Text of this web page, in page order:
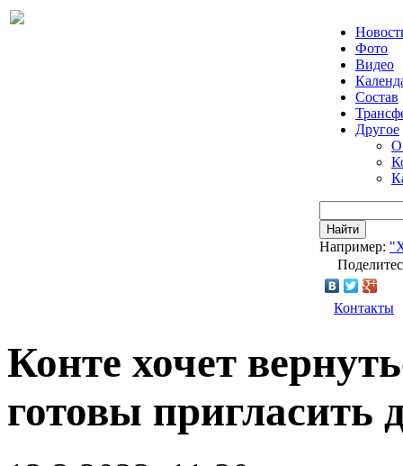
Фото
Видео
Состав
Другое
О
Найти
Например:
Контакты
Конте хочет
готовы пригласить